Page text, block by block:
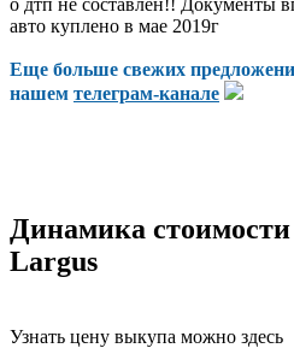
авто куплено в мае 2019г
Еще больше свежих
нашем телеграм-канале
Динамика
Largus
Узнать цену выкупа можно здесь